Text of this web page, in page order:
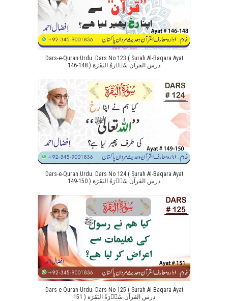
Dars-e-Quran Urdu. Dars No 123 ( Surah Al-Baqara Ayat
146-148 ) درس القرآن سُوۡرَةُ البَقَرَة
Dars-e-Quran Urdu. Dars No 124 ( Surah Al-Baqara Ayat
149-150 ) درس القرآن سُوۡرَةُ البَقَرَة
Dars-e-Quran Urdu. Dars No 125 ( Surah Al-Baqara Ayat
151 ) درس القرآن سُوۡرَةُ البَقَرَة